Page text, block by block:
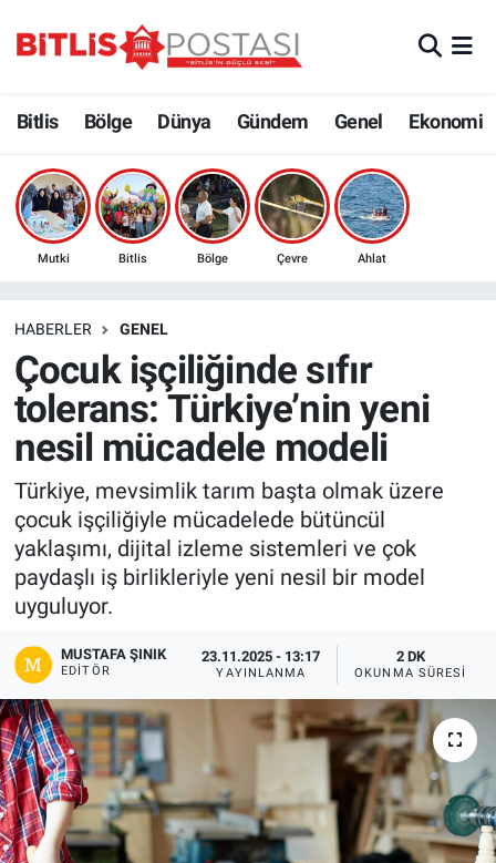
Bitlis Bölge Dünya Gündem Genel Ekonomi
Mutki Bitlis Bölge Çevre Ahlat
HABERLER GENEL
Çocuk işçiliğinde sıfır
tolerans: Türkiye’nin yeni
nesil mücadele modeli
Türkiye, mevsimlik tarım başta olmak üzere
çocuk işçiliğiyle mücadelede bütüncül
yaklaşımı, dijital izleme sistemleri ve çok
paydaşlı iş birlikleriyle yeni nesil bir model
uyguluyor.
MUSTAFA ŞINIK
EDITÖR
23.11.2025 - 13:17
YAYINLANMA
2 DK
OKUNMA SÜRESI
Bölge
Çevre
Eğitim
Ekonomi
Genel
Gündem
Kültür-Sanat
Magazin
Politika
Resmi İlanlar
Sağlık
Bitlis Trafik Yoğunluk Haritası
Süper Lig Puan Durumu ve Fikstür
Son Dakika Haberleri
Haber Arşivi